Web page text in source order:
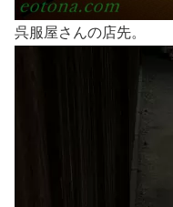
呉服屋さんの店先。